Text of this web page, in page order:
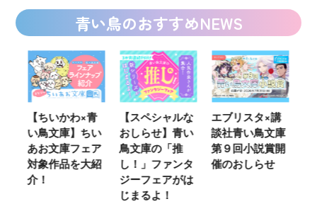
青い鳥のおすすめNEWS
【ちいかわ×青
い鳥文庫】ちい
あお文庫フェア
対象作品を大紹
介！
【スペシャルな
おしらせ】青い
鳥文庫の「推
し！」ファンタ
ジーフェアがは
じまるよ！
エブリスタ×講
談社青い鳥文庫
第９回小説賞開
催のおしらせ